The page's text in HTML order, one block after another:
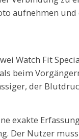
aufnehmen
Watch Fit
beim
der
exakte
Der Nutzer